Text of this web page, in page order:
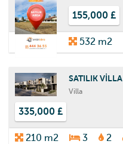
155,000 £
532 m2
SATILIK VİLLA
Villa
335,000 £
210 m2 3 2